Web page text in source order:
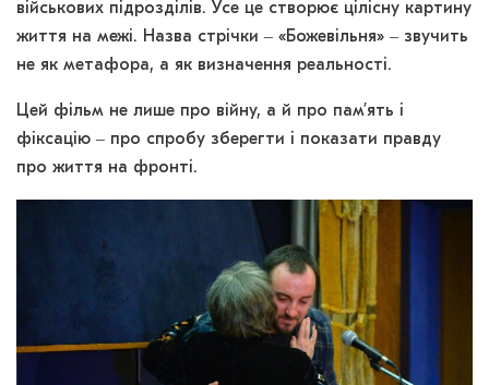
військових підрозділів. Усе це створює цілісну картину
життя на межі. Назва стрічки ‒ «Божевільня» ‒ звучить
не як метафора, а як визначення реальності.
Цей фільм не лише про війну, а й про пам’ять і
фіксацію ‒ про спробу зберегти і показати правду
про життя на фронті.